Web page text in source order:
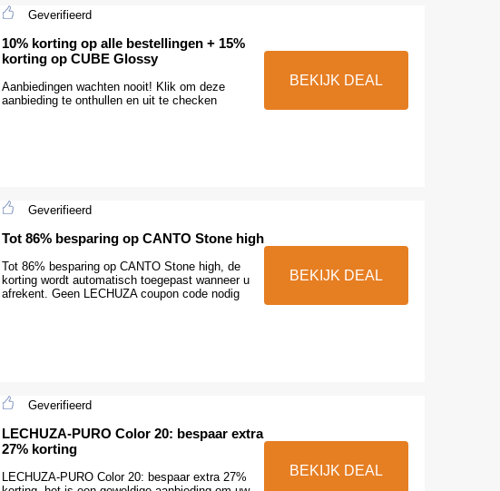
Geverifieerd
10% korting op alle bestellingen + 15%
korting op CUBE Glossy
Aanbiedingen wachten nooit! Klik om deze
aanbieding te onthullen en uit te checken
BEKIJK DEAL
Geverifieerd
Tot 86% besparing op CANTO Stone high
Tot 86% besparing op CANTO Stone high, de
korting wordt automatisch toegepast wanneer u
afrekent. Geen LECHUZA coupon code nodig
BEKIJK DEAL
Geverifieerd
LECHUZA-PURO Color 20: bespaar extra
27% korting
LECHUZA-PURO Color 20: bespaar extra 27%
BEKIJK DEAL